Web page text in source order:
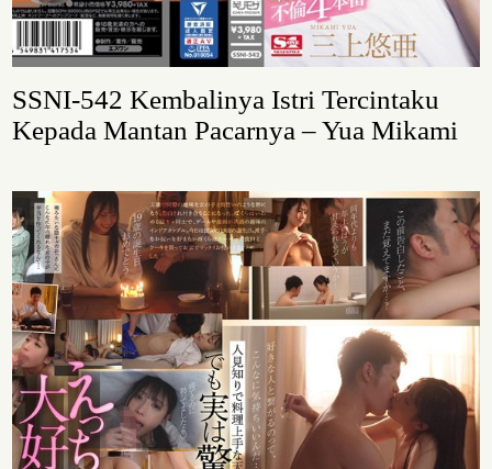
SSNI-542 Kembalinya Istri Tercintaku
Kepada Mantan Pacarnya – Yua Mikami